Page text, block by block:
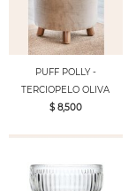
PUFF POLLY -
TERCIOPELO OLIVA
$ 8,500